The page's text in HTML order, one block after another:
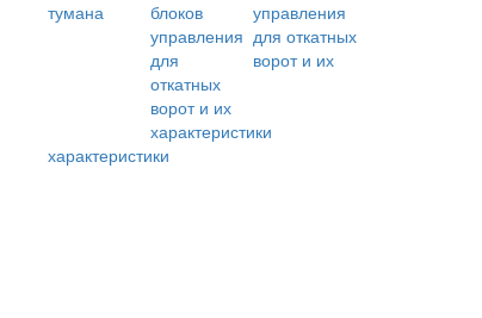
управления
для откатных
ворот и их
характеристики